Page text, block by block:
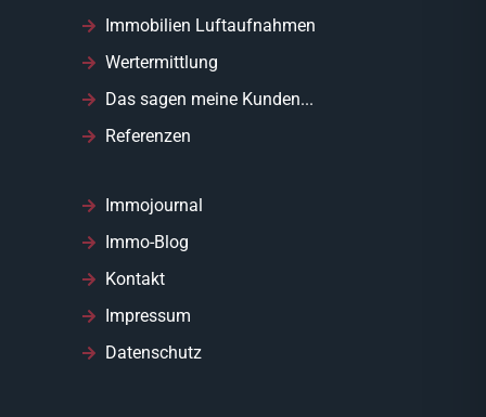
Immobilien Luftaufnahmen
Wertermittlung
Das sagen meine Kunden...
Referenzen
Immojournal
Immo-Blog
Kontakt
Impressum
Datenschutz